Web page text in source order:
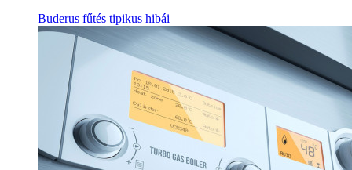
Buderus fűtés tipikus hibái